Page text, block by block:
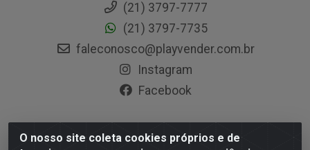
O nosso site coleta cookies próprios e de
(21) 3797-7777
(21) 3797-7735
faleconosco@playvender.com.br
Instagram
Facebook
Playvender Distribuidora - Avenida Ana Dantas, 183- Xerém -